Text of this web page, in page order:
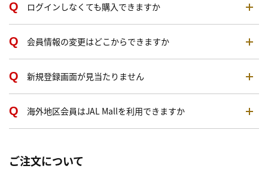
ログインしなくても購入できますか
会員情報の変更はどこからできますか
新規登録画面が見当たりません
海外地区会員はJAL Mallを利用できますか
ご注文について